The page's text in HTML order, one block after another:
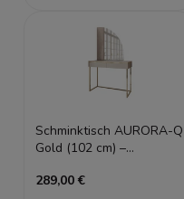
Schminktisch AURORA-Q
Gold (102 cm) –
Stahlgestell
289,00 €